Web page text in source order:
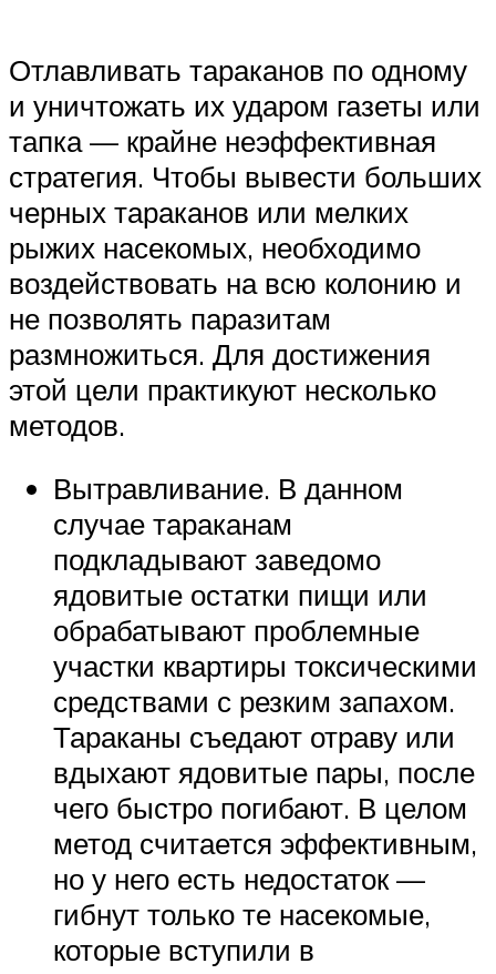
Отлавливать тараканов по одному
и уничтожать их ударом газеты или
тапка — крайне неэффективная
стратегия. Чтобы вывести больших
черных тараканов или мелких
рыжих насекомых, необходимо
воздействовать на всю колонию и
не позволять паразитам
размножиться. Для достижения
этой цели практикуют несколько
методов.
Вытравливание. В данном
случае тараканам
подкладывают заведомо
ядовитые остатки пищи или
обрабатывают проблемные
участки квартиры токсическими
средствами с резким запахом.
Тараканы съедают отраву или
вдыхают ядовитые пары, после
чего быстро погибают. В целом
метод считается эффективным,
но у него есть недостаток —
гибнут только те насекомые,
которые вступили в